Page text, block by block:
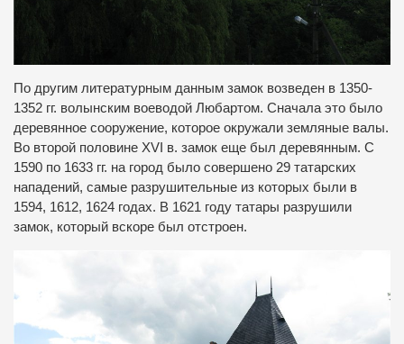
По другим литературным данным замок возведен в 1350-
1352 гг. волынским воеводой Любартом. Сначала это было
деревянное сооружение, которое окружали земляные валы.
Во второй половине XVI в. замок еще был деревянным. С
1590 по 1633 гг. на город было совершено 29 татарских
нападений, самые разрушительные из которых были в
1594, 1612, 1624 годах. В 1621 году татары разрушили
замок, который вскоре был отстроен.